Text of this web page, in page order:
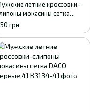
летние кроссовки-
мокасины сетка
синие 41
грн